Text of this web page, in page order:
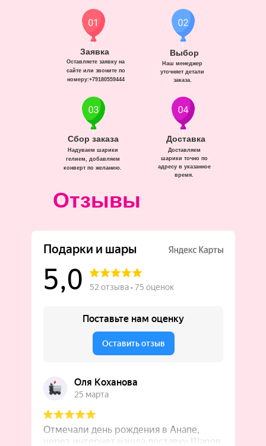
Доставка
Доставляем
шарики точно по
адресу в указанное
время.
Сбор заказа
Надуваем шарики
гелием, добавляем
конверт по желанию.
Заявка
Оставляете заявку на
сайте или звоните по
номеру:+79180559444
Выбор
Наш менеджер
уточняет детали
заказа.
Отзывы